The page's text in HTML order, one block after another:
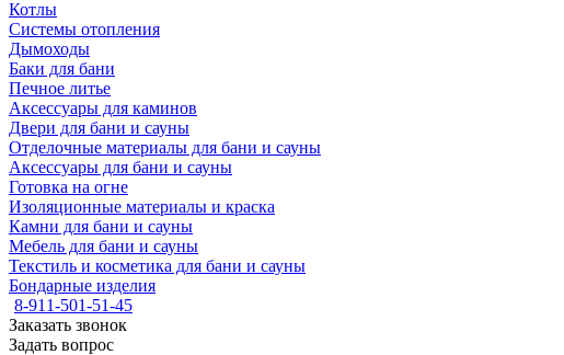
Котлы
Системы отопления
Дымоходы
Баки для бани
Печное литье
Аксессуары для каминов
Двери для бани и сауны
Отделочные материалы для бани и сауны
Аксессуары для бани и сауны
Готовка на огне
Изоляционные материалы и краска
Камни для бани и сауны
Мебель для бани и сауны
Текстиль и косметика для бани и сауны
Бондарные изделия
8-911-501-51-45
Заказать звонок
Задать вопрос